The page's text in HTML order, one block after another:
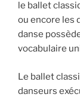
le ballet
ou encore les
danse
vocabulaire
Le ballet
danseurs